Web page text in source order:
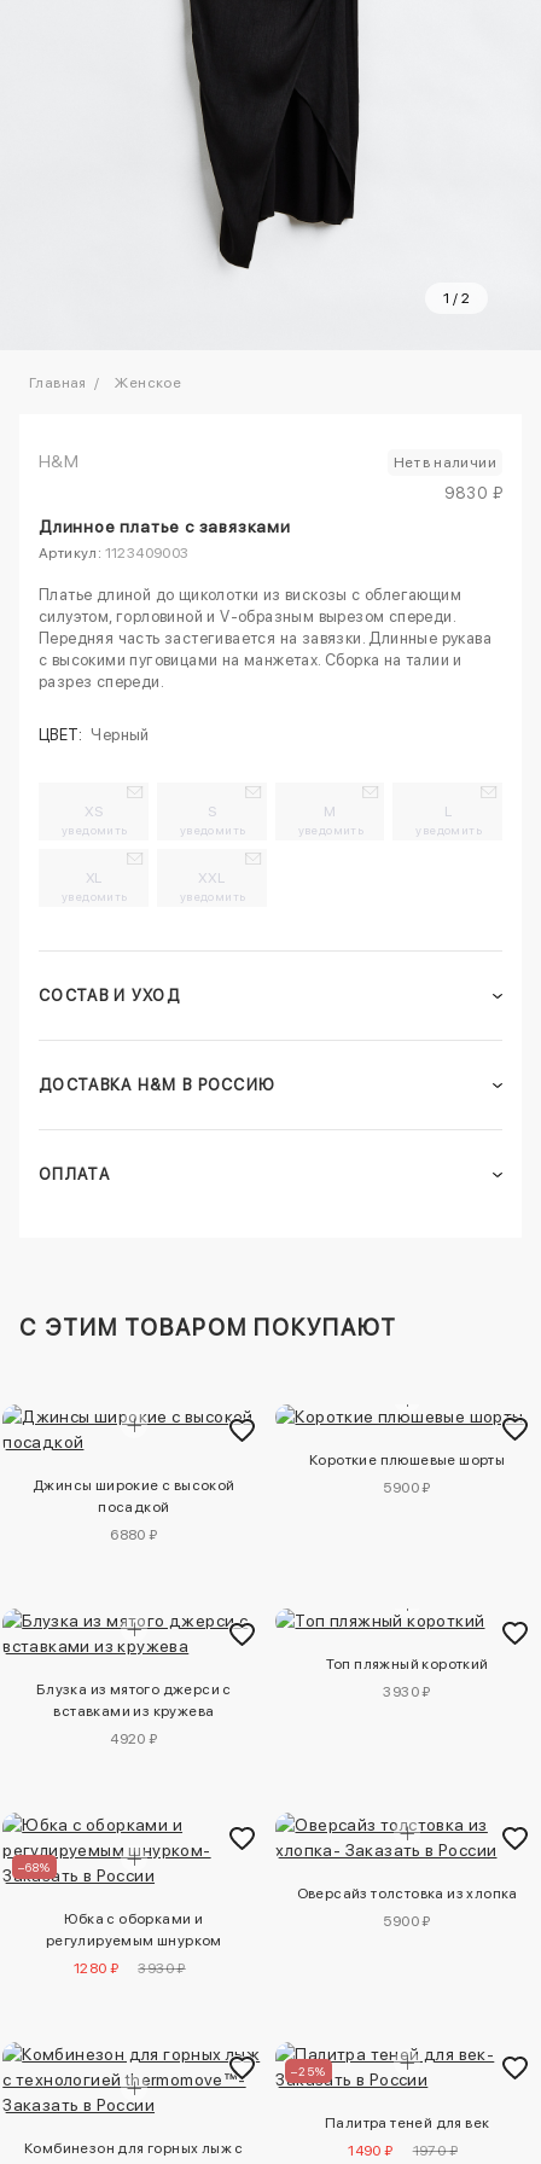
1 / 2
Главная Женское
H&M Нет в наличии
9830 ₽
Длинное платье с завязками
Артикул: 1123409003
Платье длиной до щиколотки из вискозы с облегающим
силуэтом, горловиной и V-образным вырезом спереди.
Передняя часть застегивается на завязки. Длинные рукава
с высокими пуговицами на манжетах. Сборка на талии и
разрез спереди.
ЦВЕТ: Черный
XS
уведомить
S
уведомить
M
уведомить
L
уведомить
XL
уведомить
XXL
уведомить
СОСТАВ И УХОД
ДОСТАВКА H&M В РОССИЮ
ОПЛАТА
C ЭТИМ ТОВАРОМ ПОКУПАЮТ
Джинсы широкие с высокой
посадкой
6880 ₽
Короткие плюшевые шорты
5900 ₽
Блузка из мятого джерси с
вставками из кружева
4920 ₽
Топ пляжный короткий
3930 ₽
–68%
Юбка с оборками и
регулируемым шнурком
1280 ₽
3930 ₽
Оверсайз толстовка из хлопка
5900 ₽
Комбинезон для горных лыж с
–25%
Палитра теней для век
1490 ₽
1970 ₽